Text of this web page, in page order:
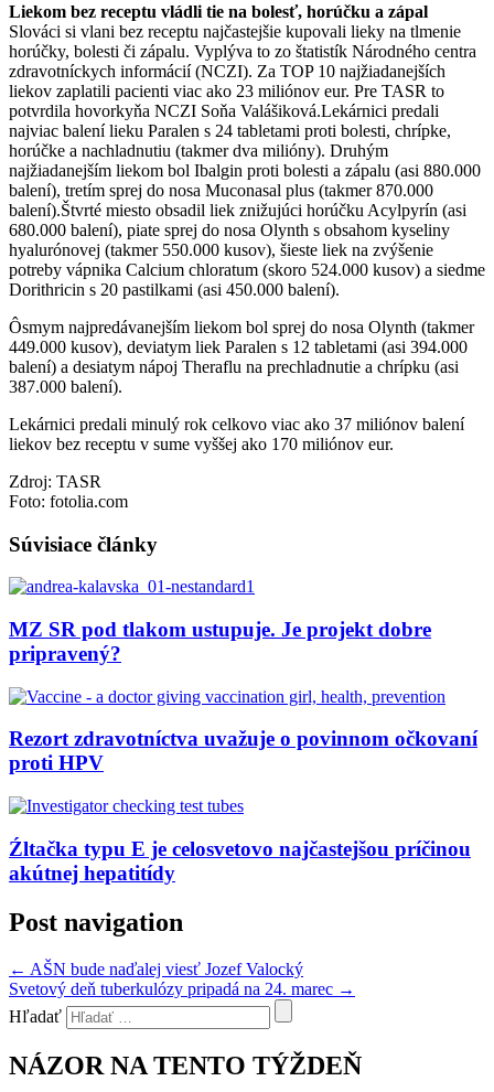
Liekom bez receptu vládli tie na bolesť, horúčku a zápal
Slováci si vlani bez receptu najčastejšie kupovali lieky na tlmenie
horúčky, bolesti či zápalu. Vyplýva to zo štatistík Národného centra
zdravotníckych informácií (NCZI). Za TOP 10 najžiadanejších
liekov zaplatili pacienti viac ako 23 miliónov eur. Pre TASR to
potvrdila hovorkyňa NCZI Soňa Valášiková.Lekárnici predali
najviac balení lieku Paralen s 24 tabletami proti bolesti, chrípke,
horúčke a nachladnutiu (takmer dva milióny). Druhým
najžiadanejším liekom bol Ibalgin proti bolesti a zápalu (asi 880.000
balení), tretím sprej do nosa Muconasal plus (takmer 870.000
balení).Štvrté miesto obsadil liek znižujúci horúčku Acylpyrín (asi
680.000 balení), piate sprej do nosa Olynth s obsahom kyseliny
hyalurónovej (takmer 550.000 kusov), šieste liek na zvýšenie
potreby vápnika Calcium chloratum (skoro 524.000 kusov) a siedme
Dorithricin s 20 pastilkami (asi 450.000 balení).
Ôsmym najpredávanejším liekom bol sprej do nosa Olynth (takmer
449.000 kusov), deviatym liek Paralen s 12 tabletami (asi 394.000
balení) a desiatym nápoj Theraflu na prechladnutie a chrípku (asi
387.000 balení).
Lekárnici predali minulý rok celkovo viac ako 37 miliónov balení
liekov bez receptu v sume vyššej ako 170 miliónov eur.
Zdroj: TASR
Foto: fotolia.com
Súvisiace články
MZ SR pod tlakom ustupuje. Je projekt dobre
pripravený?
Rezort zdravotníctva uvažuje o povinnom očkovaní
proti HPV
Źltačka typu E je celosvetovo najčastejšou príčinou
akútnej hepatitídy
Post navigation
← AŠN bude naďalej viesť Jozef Valocký
Svetový deň tuberkulózy pripadá na 24. marec →
Hľadať
NÁZOR NA TENTO TÝŽDEŇ